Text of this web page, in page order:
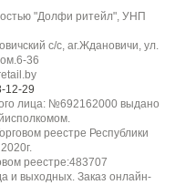
требует фиксации
"Долфи ритейл", УНП
с/с, аг.Ждановичи, ул.
36
12-29
лица: №692162000 выдано
реестре Республики
реестре:483707
и выходных. Заказ онлайн-